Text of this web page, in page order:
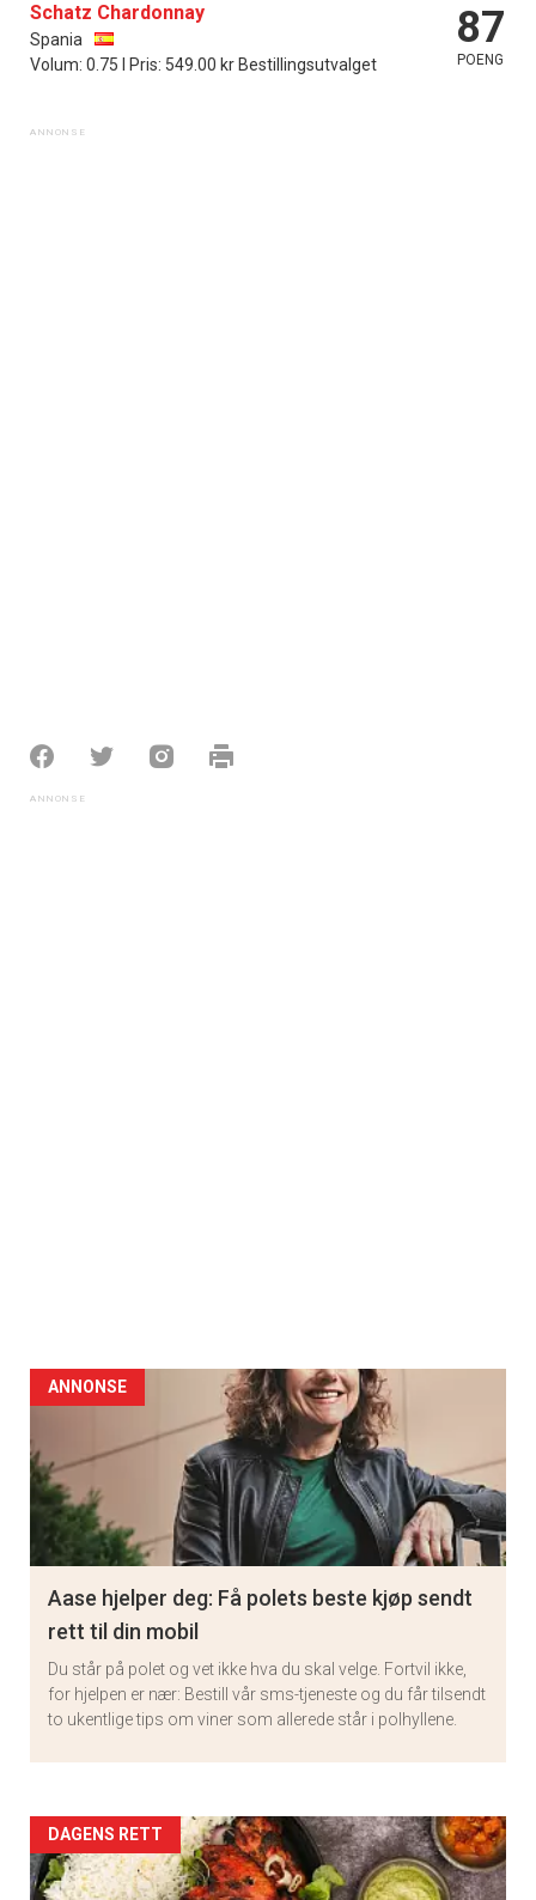
Schatz Chardonnay
Spania
Volum: 0.75 l Pris: 549.00 kr Bestillingsutvalget
87
POENG
ANNONSE
Aase hjelper deg: Få polets beste kjøp sendt
rett til din mobil
Du står på polet og vet ikke hva du skal velge. Fortvil ikke,
for hjelpen er nær: Bestill vår sms-tjeneste og du får tilsendt
to ukentlige tips om viner som allerede står i polhyllene.
Artikler
detail
DAGENS RETT